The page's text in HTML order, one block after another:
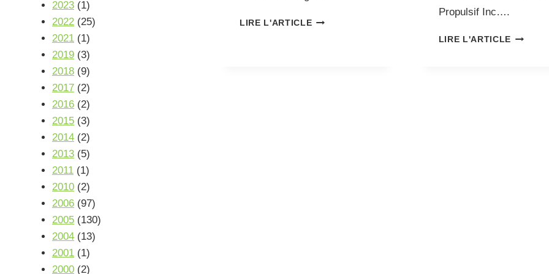
LIRE L'ARTICLEARSENEAULT
Propulsif Inc….
LIRE L'ARTICLE
2023 (1)
2022 (25)
2021 (1)
2019 (3)
2018 (9)
2017 (2)
2016 (2)
2015 (3)
2014 (2)
2013 (5)
2011 (1)
2010 (2)
2006 (97)
2005 (130)
2004 (13)
2001 (1)
2000 (2)